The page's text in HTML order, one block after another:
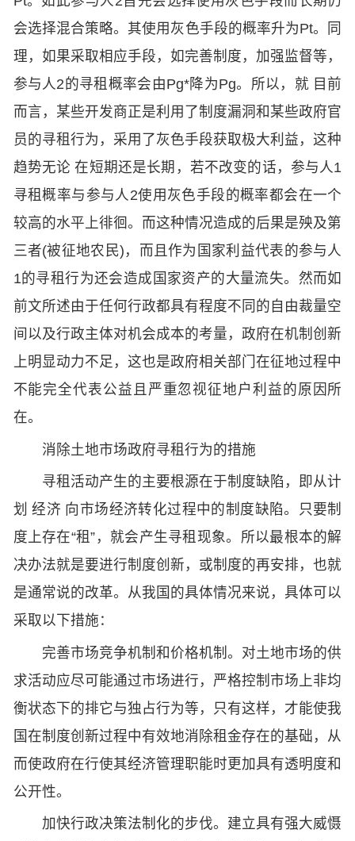
会选择混合策略。其使用灰色手段的概率升为Pt。同
理，如果采取相应手段，如完善制度，加强监督等，
参与人2的寻租概率会由Pg*降为Pg。所以，就 目前
而言，某些开发商正是利用了制度漏洞和某些政府官
员的寻租行为，采用了灰色手段获取极大利益，这种
趋势无论 在短期还是长期，若不改变的话，参与人1
寻租概率与参与人2使用灰色手段的概率都会在一个
较高的水平上徘徊。而这种情况造成的后果是殃及第
三者(被征地农民)，而且作为国家利益代表的参与人
1的寻租行为还会造成国家资产的大量流失。然而如
前文所述由于任何行政都具有程度不同的自由裁量空
间以及行政主体对机会成本的考量，政府在机制创新
上明显动力不足，这也是政府相关部门在征地过程中
不能完全代表公益且严重忽视征地户利益的原因所
在。
消除土地市场政府寻租行为的措施
寻租活动产生的主要根源在于制度缺陷，即从计
划 经济 向市场经济转化过程中的制度缺陷。只要制
度上存在“租”，就会产生寻租现象。所以最根本的解
决办法就是要进行制度创新，或制度的再安排，也就
是通常说的改革。从我国的具体情况来说，具体可以
采取以下措施：
完善市场竞争机制和价格机制。对土地市场的供
求活动应尽可能通过市场进行，严格控制市场上非均
衡状态下的排它与独占行为等，只有这样，才能使我
国在制度创新过程中有效地消除租金存在的基础，从
而使政府在行使其经济管理职能时更加具有透明度和
公开性。
加快行政决策法制化的步伐。建立具有强大威慑